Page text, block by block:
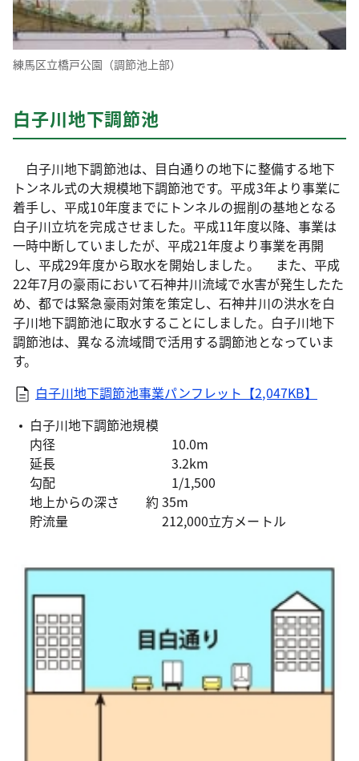
練馬区立橋戸公園（調節池上部）
白子川地下調節池
白子川地下調節池は、目白通りの地下に整備する地下
トンネル式の大規模地下調節池です。平成3年より事業に
着手し、平成10年度までにトンネルの掘削の基地となる
白子川立坑を完成させました。平成11年度以降、事業は
一時中断していましたが、平成21年度より事業を再開
し、平成29年度から取水を開始しました。 また、平成
22年7月の豪雨において石神井川流域で水害が発生したた
め、都では緊急豪雨対策を策定し、石神井川の洪水を白
子川地下調節池に取水することにしました。白子川地下
調節池は、異なる流域間で活用する調節池となっていま
す。
白子川地下調節池事業パンフレット【2,047KB】
白子川地下調節池規模
内径 10.0m
延長 3.2km
勾配 1/1,500
地上からの深さ 約 35m
貯流量 212,000立方メートル